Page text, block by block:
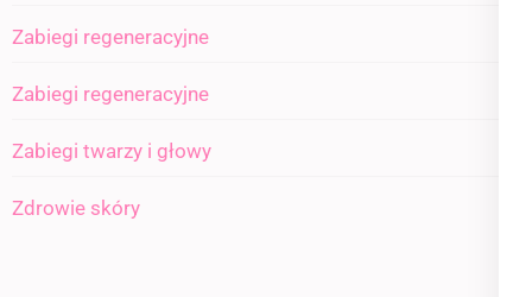
Zabiegi regeneracyjne
Zabiegi regeneracyjne
Zabiegi twarzy i głowy
Zdrowie skóry